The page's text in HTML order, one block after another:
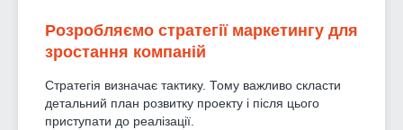
Розробляємо стратегії маркетингу для
зростання компаній
Стратегія визначає тактику. Тому важливо скласти
детальний план розвитку проекту і після цього
приступати до реалізації.